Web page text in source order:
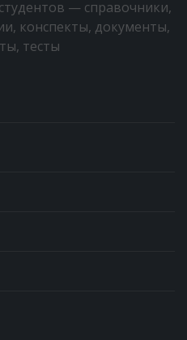
— справочники,
конспекты, документы,
тесты